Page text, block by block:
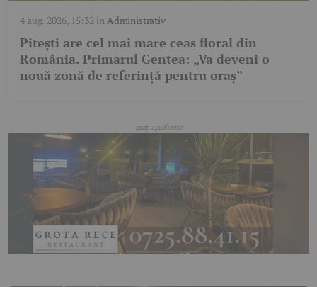
4 aug. 2026, 15:32 înAdministrativ
Pitești are cel mai mare ceas floral din
România. Primarul Gentea: „Va deveni o
nouă zonă de referință pentru oraș”